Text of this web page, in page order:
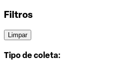
Filtros
Limpar
Tipo de coleta: